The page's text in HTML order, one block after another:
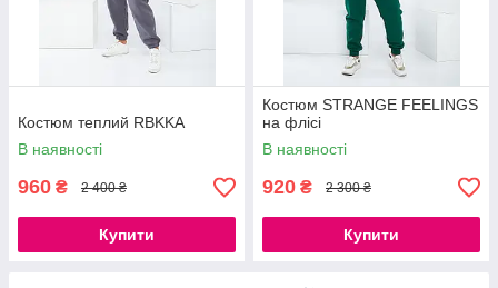
Костюм теплий RBKKA
В наявності
960 ₴ 2 400 ₴
Купити
Костюм STRANGE FEELINGS
на флісі
В наявності
920 ₴ 2 300 ₴
Купити